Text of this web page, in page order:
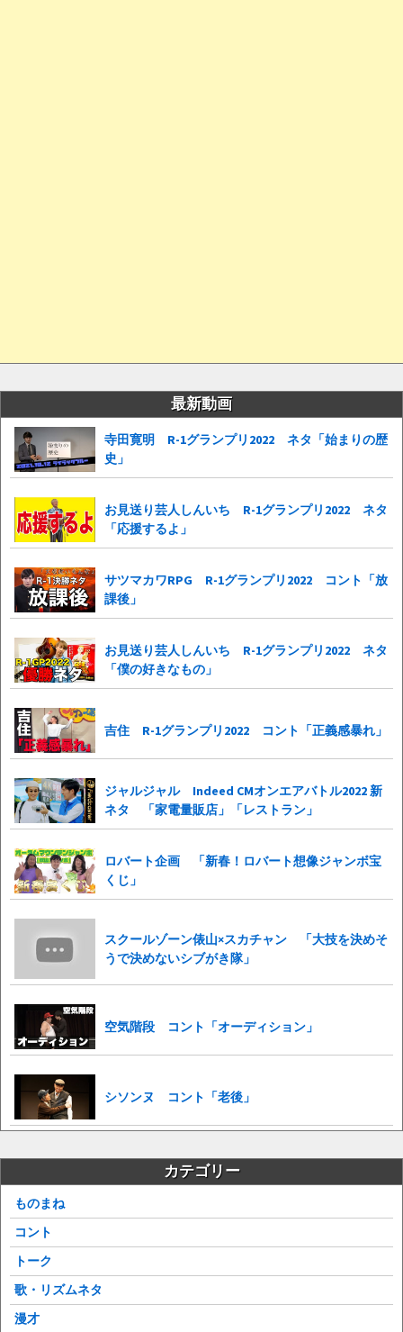
最新動画
寺田寛明 R-1グランプリ2022 ネタ「始まりの歴
史」
お見送り芸人しんいち R-1グランプリ2022 ネタ
「応援するよ」
サツマカワRPG R-1グランプリ2022 コント「放
課後」
お見送り芸人しんいち R-1グランプリ2022 ネタ
「僕の好きなもの」
吉住 R-1グランプリ2022 コント「正義感暴れ」
ジャルジャル Indeed CMオンエアバトル2022 新
ネタ 「家電量販店」「レストラン」
ロバート企画 「新春！ロバート想像ジャンボ宝
くじ」
スクールゾーン俵山×スカチャン 「大技を決めそ
うで決めないシブがき隊」
空気階段 コント「オーディション」
シソンヌ コント「老後」
カテゴリー
ものまね
コント
トーク
歌・リズムネタ
漫才